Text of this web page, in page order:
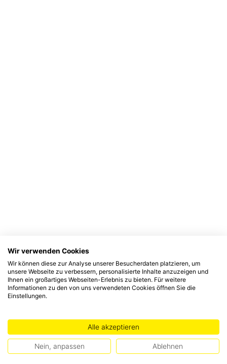
Wir verwenden Cookies
Wir können diese zur Analyse unserer Besucherdaten platzieren, um
unsere Webseite zu verbessern, personalisierte Inhalte anzuzeigen und
Ihnen ein großartiges Webseiten-Erlebnis zu bieten. Für weitere
Informationen zu den von uns verwendeten Cookies öffnen Sie die
Einstellungen.
Alle akzeptieren
Nein, anpassen Ablehnen